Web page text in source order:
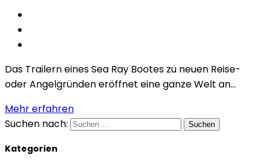
Das Trailern eines Sea Ray Bootes zu neuen Reise-
oder Angelgründen eröffnet eine ganze Welt an...
Mehr erfahren
Suchen nach:
Kategorien